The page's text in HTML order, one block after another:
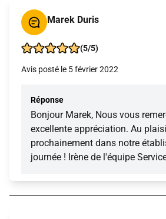
Marek Duris
(5/5)
Avis posté le 5 février 2022
Réponse
Bonjour Marek, Nous vous
excellente appréciation. Au
prochainement dans notre
journée ! Irène de l'équipe